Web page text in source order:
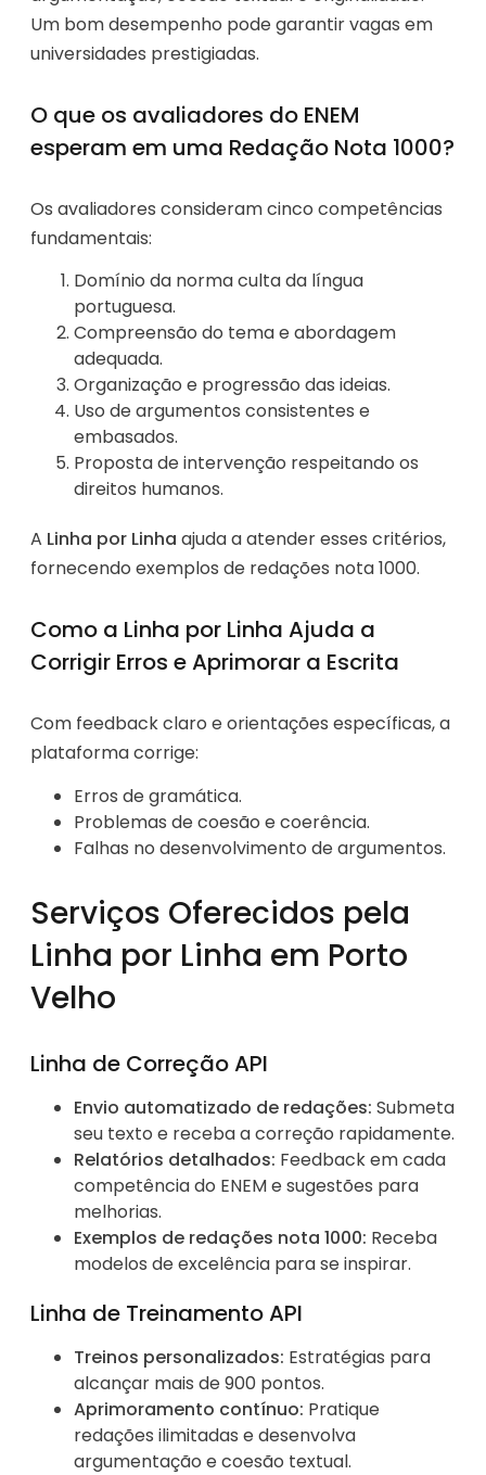
Um bom desempenho pode garantir vagas em
universidades prestigiadas.
O que os avaliadores do ENEM
esperam em uma Redação Nota 1000?
Os avaliadores consideram cinco competências
fundamentais:
Domínio da norma culta da língua
portuguesa.
Compreensão do tema e abordagem
adequada.
Organização e progressão das ideias.
Uso de argumentos consistentes e
embasados.
Proposta de intervenção respeitando os
direitos humanos.
A Linha por Linha ajuda a atender esses critérios,
fornecendo exemplos de redações nota 1000.
Como a Linha por Linha Ajuda a
Corrigir Erros e Aprimorar a Escrita
Com feedback claro e orientações específicas, a
plataforma corrige:
Erros de gramática.
Problemas de coesão e coerência.
Falhas no desenvolvimento de argumentos.
Serviços Oferecidos pela
Linha por Linha em Porto
Velho
Linha de Correção API
Envio automatizado de redações: Submeta
seu texto e receba a correção rapidamente.
Relatórios detalhados: Feedback em cada
competência do ENEM e sugestões para
melhorias.
Exemplos de redações nota 1000: Receba
modelos de excelência para se inspirar.
Linha de Treinamento API
Treinos personalizados: Estratégias para
alcançar mais de 900 pontos.
Aprimoramento contínuo: Pratique
redações ilimitadas e desenvolva
argumentação e coesão textual.